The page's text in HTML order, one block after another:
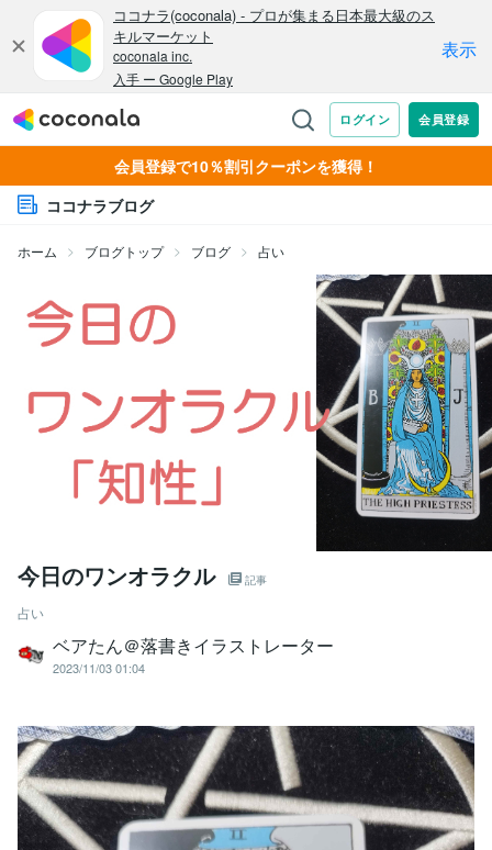
会員登録で10％割引クーポンを獲得！
ココナラブログ
ホーム ブログトップ ブログ 占い
今日のワンオラクル 記事
占い
ベアたん＠落書きイラストレーター
2023/11/03 01:04